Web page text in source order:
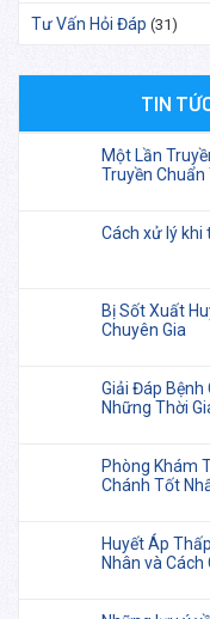
Tư Vấn Hỏi Đáp (31)
TIN
Một Lần
Truyền
Cách xử lý khi
Bị Sốt Xuất
Chuyên Gia
Giải Đáp
Những Thời
Phòng Khám
Chánh Tốt
Huyết Áp
Nhân và Cách